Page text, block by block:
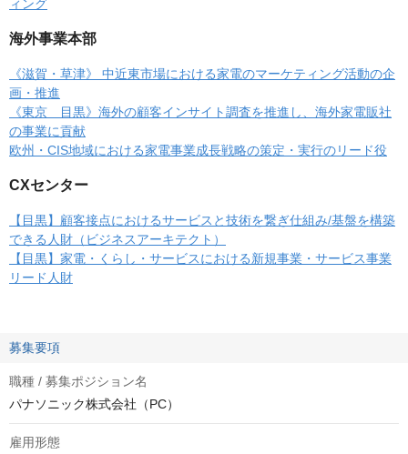
ィング
海外事業本部
《滋賀・草津》 中近東市場における家電のマーケティング活動の企
画・推進
《東京 目黒》海外の顧客インサイト調査を推進し、海外家電販社
の事業に貢献
欧州・CIS地域における家電事業成長戦略の策定・実行のリード役
CXセンター
【目黒】顧客接点におけるサービスと技術を繋ぎ仕組み/基盤を構築
できる人財（ビジネスアーキテクト）
【目黒】家電・くらし・サービスにおける新規事業・サービス事業
リード人財
募集要項
職種 / 募集ポジション名
パナソニック株式会社（PC）
雇用形態